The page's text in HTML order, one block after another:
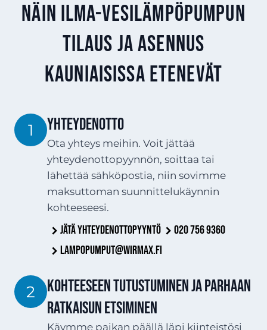
Näin ilma-vesilämpöpumpun
tilaus ja asennus
Kauniaisissa etenevät
1 YHTEYDENOTTO
Ota yhteys meihin. Voit jättää
yhteydenottopyynnön, soittaa tai
lähettää sähköpostia, niin sovimme
maksuttoman suunnittelukäynnin
kohteeseesi.
Jätä yhteydenottopyyntö
020 756 9360
lampopumput@wirmax.fi
2
Kohteeseen tutustuminen ja parhaan
ratkaisun etsiminen
Käymme paikan päällä läpi kiinteistösi